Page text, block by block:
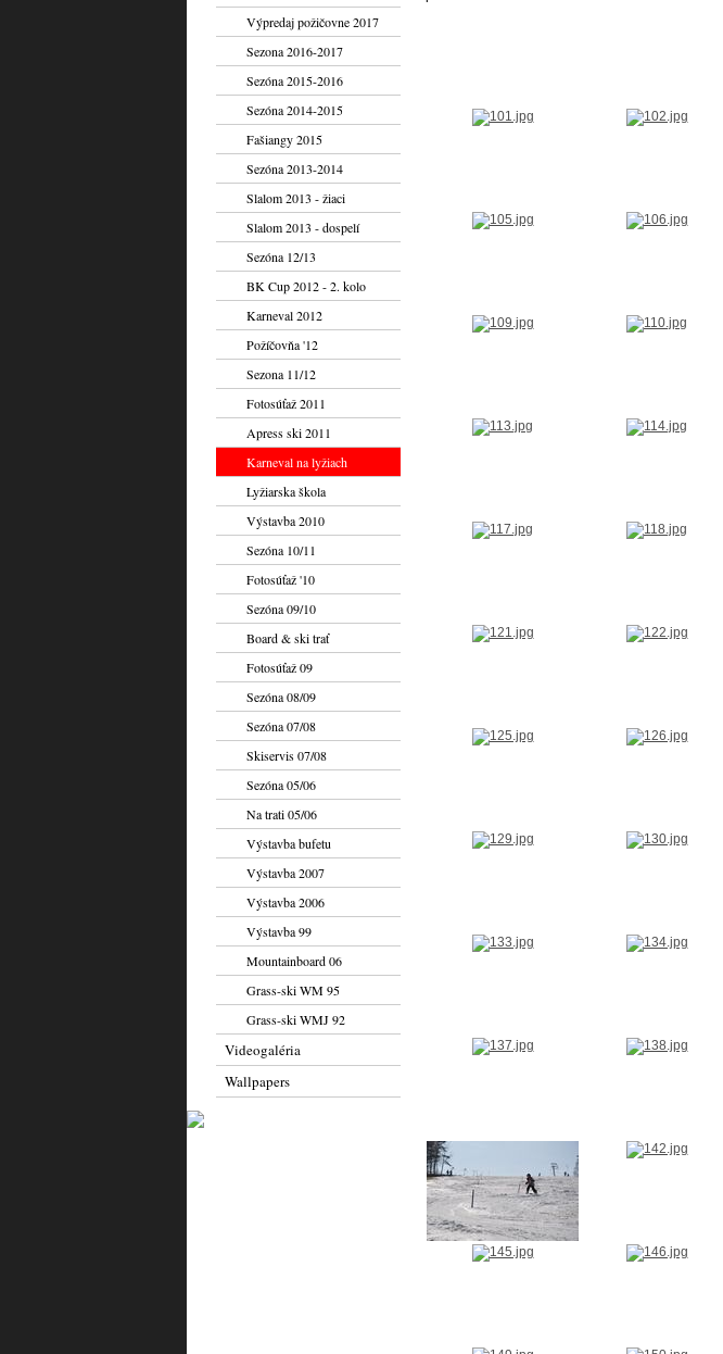
Výpredaj požičovne 2017
Sezona 2016-2017
Sezóna 2015-2016
Sezóna 2014-2015
Fašiangy 2015
Sezóna 2013-2014
Slalom 2013 - žiaci
Slalom 2013 - dospelí
Sezóna 12/13
BK Cup 2012 - 2. kolo
Karneval 2012
Požíčovňa '12
Sezona 11/12
Fotosúťaž 2011
Apress ski 2011
Karneval na lyžiach
Lyžiarska škola
Výstavba 2010
Sezóna 10/11
Fotosúťaž '10
Sezóna 09/10
Board & ski trať
Fotosúťaž 09
Sezóna 08/09
Sezóna 07/08
Skiservis 07/08
Sezóna 05/06
Na trati 05/06
Výstavba bufetu
Výstavba 2007
Výstavba 2006
Výstavba 99
Mountainboard 06
Grass-ski WM 95
Grass-ski WMJ 92
Videogaléria
Wallpapers